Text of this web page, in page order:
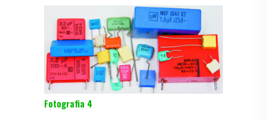
Fotografia 4